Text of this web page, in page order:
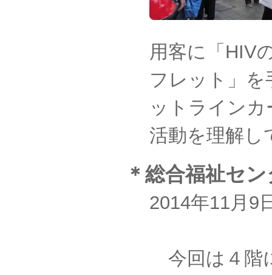
用客に「HIV
フレット」
ットライン
活動を理解し
＊総合福祉セ
2014年11月
今回は４階